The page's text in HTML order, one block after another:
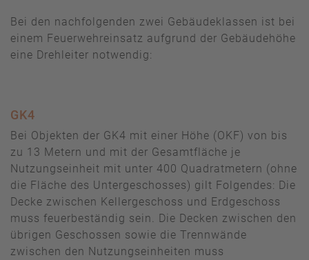
Bei den nachfolgenden zwei Gebäudeklassen ist bei
einem Feuerwehreinsatz aufgrund der Gebäudehöhe
eine Drehleiter notwendig:
GK4
Bei Objekten der GK4 mit einer Höhe (OKF) von bis
zu 13 Metern und mit der Gesamtfläche je
Nutzungseinheit mit unter 400 Quadratmetern (ohne
die Fläche des Untergeschosses) gilt Folgendes: Die
Decke zwischen Kellergeschoss und Erdgeschoss
muss feuerbeständig sein. Die Decken zwischen den
übrigen Geschossen sowie die Trennwände
zwischen den Nutzungseinheiten muss